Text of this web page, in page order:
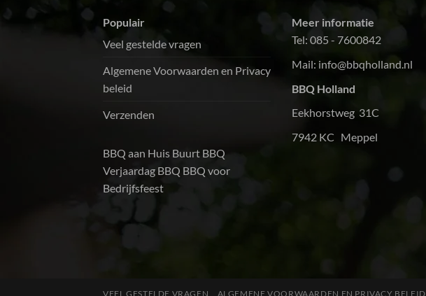
buurt-bbq. Volgende keer gaan we zeker
weer gebruik van jullie maken.Dank!!!
Populair
Veel gestelde vragen
Algemene Voorwaarden en Privacy
beleid
Verzenden
BBQ aan Huis Buurt BBQ
Verjaardag BBQ BBQ voor
Bedrijfsfeest
Meer informatie
Tel: 085 - 7600842
Mail: info@bbqholland.nl
BBQ Holland
Eekhorstweg 31C
7942 KC Meppel
VEEL GESTELDE VRAGEN ALGEMENE VOORWAARDEN EN PRIVACY BELEID